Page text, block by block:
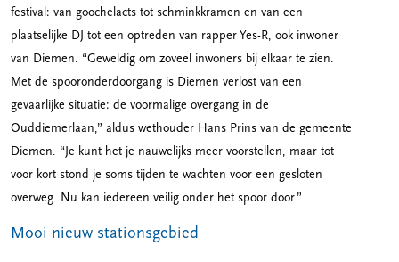
festival: van goochelacts tot schminkkramen en van een
plaatselijke DJ tot een optreden van rapper Yes-R, ook inwoner
van Diemen. “Geweldig om zoveel inwoners bij elkaar te zien.
Met de spooronderdoorgang is Diemen verlost van een
gevaarlijke situatie: de voormalige overgang in de
Ouddiemerlaan,” aldus wethouder Hans Prins van de gemeente
Diemen. “Je kunt het je nauwelijks meer voorstellen, maar tot
voor kort stond je soms tijden te wachten voor een gesloten
overweg. Nu kan iedereen veilig onder het spoor door.”
Mooi nieuw stationsgebied